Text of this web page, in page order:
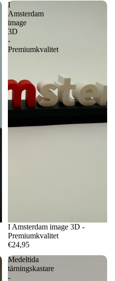
I
Amsterdam
image
3D
-
Premiumkvalitet
I Amsterdam image 3D -
Premiumkvalitet
€24,95
Medeltida
tärningskastare
-